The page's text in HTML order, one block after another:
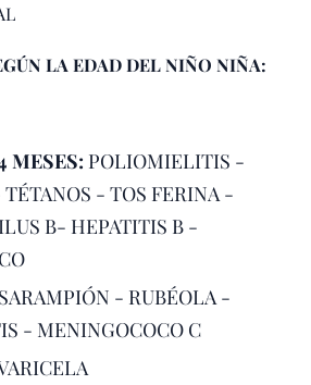
LA EDAD DEL NIÑO NIÑA:
MESES: POLIOMIELITIS -
- TOS FERINA -
B- HEPATITIS B -
SARAMPIÓN - RUBÉOLA -
- MENINGOCOCO C